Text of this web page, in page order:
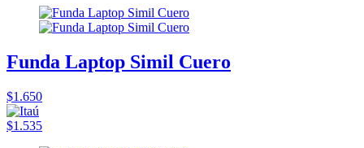
Funda Laptop Simil Cuero
$1.650
$1.535